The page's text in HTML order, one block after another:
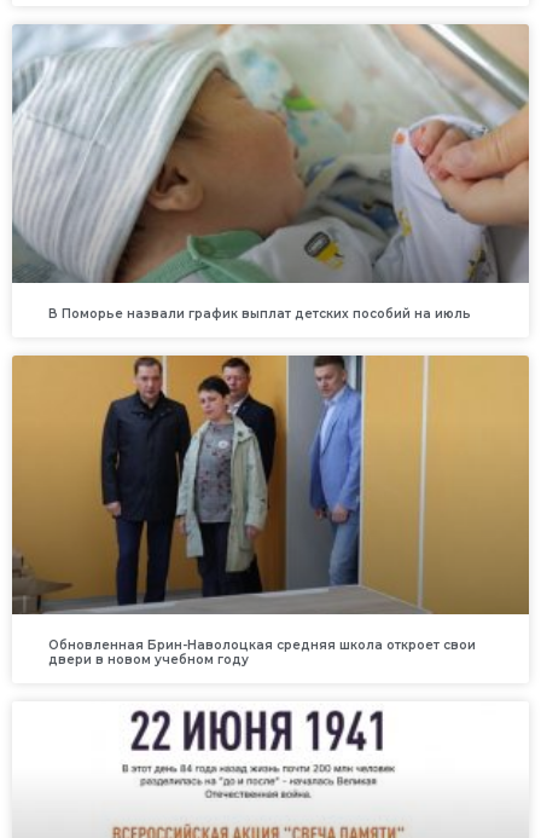
В Поморье назвали график выплат детских пособий на июль
Обновленная Брин-Наволоцкая средняя школа откроет свои
двери в новом учебном году